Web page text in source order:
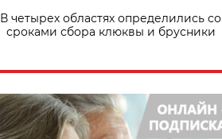
В четырех областях определились со
сроками сбора клюквы и брусники